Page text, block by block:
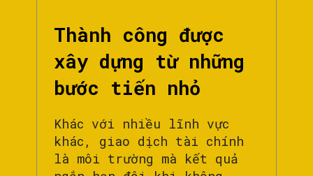
Thành công được
xây dựng từ những
bước tiến nhỏ
Khác với nhiều lĩnh vực
khác, giao dịch tài chính
là môi trường mà kết quả